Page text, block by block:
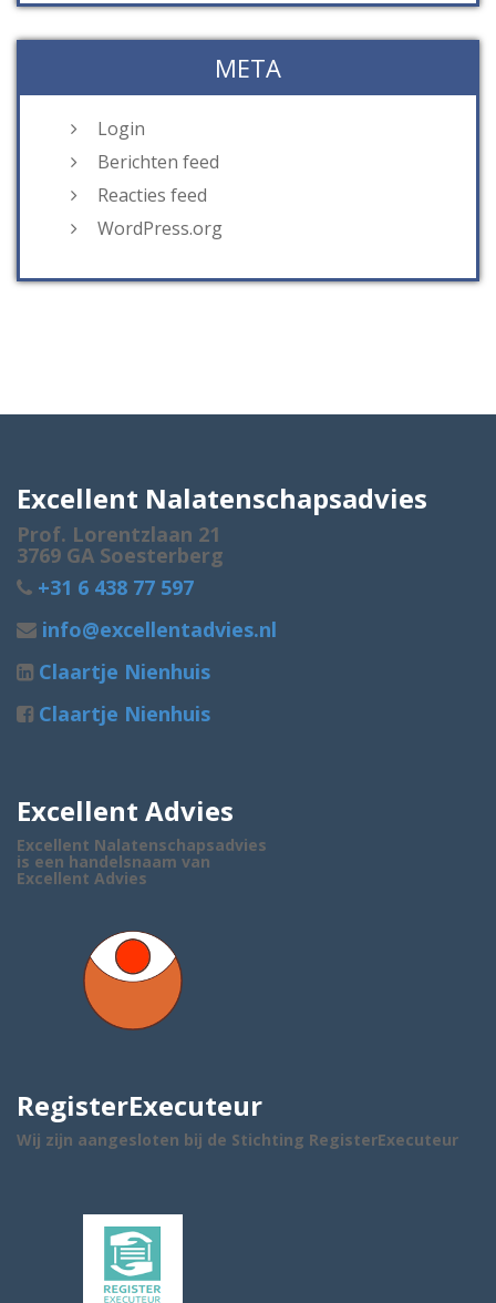
META
Login
Berichten feed
Reacties feed
WordPress.org
Excellent Nalatenschapsadvies
Prof. Lorentzlaan 21
3769 GA Soesterberg
+31 6 438 77 597
info@excellentadvies.nl
Claartje Nienhuis
Claartje Nienhuis
Excellent Advies
Excellent Nalatenschapsadvies
is een handelsnaam van
Excellent Advies
RegisterExecuteur
Wij zijn aangesloten bij de Stichting RegisterExecuteur